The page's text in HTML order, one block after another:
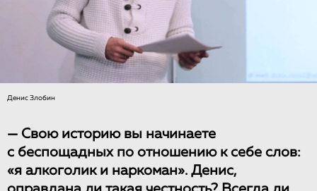
Денис Злобин
— Свою историю вы начинаете
с беспощадных по отношению к себе слов:
«я алкоголик и наркоман». Денис,